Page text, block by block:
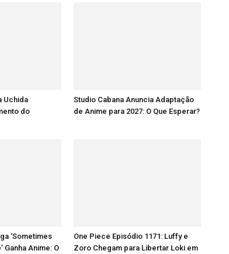
Uchida
do
Studio Cabana Anuncia Adaptação
de Anime para 2027: O Que Esperar?
‘Sometimes
Ganha Anime: O
One Piece Episódio 1171: Luffy e
Zoro Chegam para Libertar Loki em